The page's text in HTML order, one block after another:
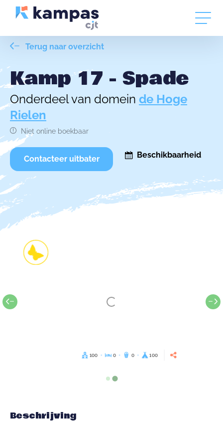
Terug naar overzicht
Kamp 17 - Spade
Onderdeel van domein de Hoge
Rielen
Niet online boekbaar
Contacteer uitbater Beschikbaarheid
100 0 0 100
Beschrijving